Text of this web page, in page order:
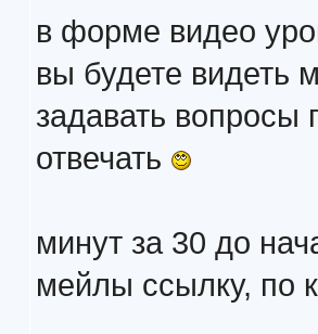
в форме видео
вы будете видеть
задавать вопросы
отвечать
минут за 30 до
мейлы ссылку, по